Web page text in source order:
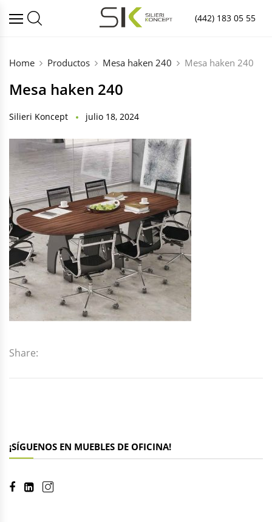
(442) 183 05 55
Home Productos Mesa haken 240 Mesa haken 240
Mesa haken 240
Silieri Koncept julio 18, 2024
Share:
¡SÍGUENOS EN MUEBLES DE OFICINA!